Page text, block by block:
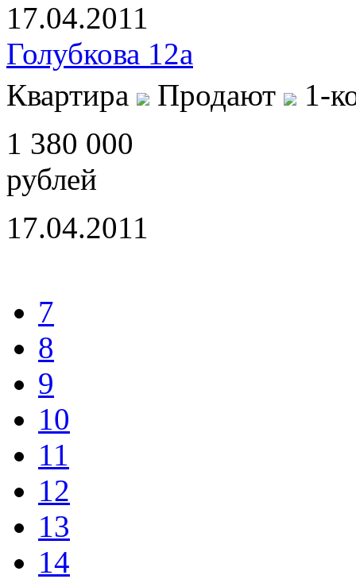
17.04.2011
Голубкова 12а
Квартира
Продают
1-
1 380 000
рублей
17.04.2011
7
8
9
10
11
12
13
14